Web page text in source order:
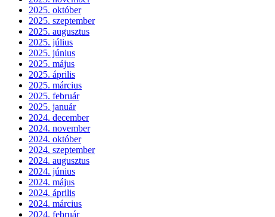
2025. október
2025. szeptember
2025. augusztus
2025. július
2025. június
2025. május
2025. április
2025. március
2025. február
2025. január
2024. december
2024. november
2024. október
2024. szeptember
2024. augusztus
2024. június
2024. május
2024. április
2024. március
2024. február